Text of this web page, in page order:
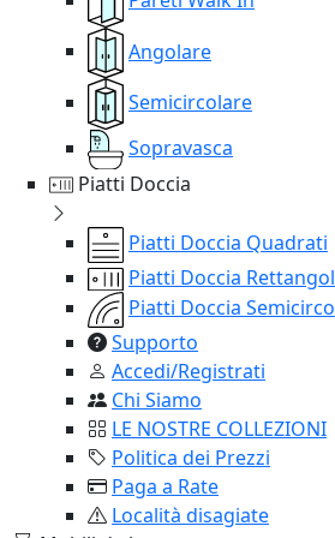
Angolare
Semicircolare
Sopravasca
Piatti Doccia
Piatti Doccia Quadrati
Piatti Doccia
Piatti Doccia
Supporto
Accedi/Registrati
Chi Siamo
LE NOSTRE COLLEZIONI
Politica dei Prezzi
Paga a Rate
Località disagiate